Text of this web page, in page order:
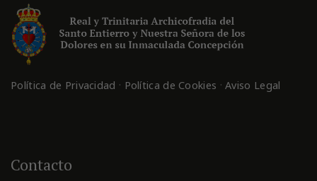
Política de Privacidad · Política de Cookies ·Aviso Legal
Contacto